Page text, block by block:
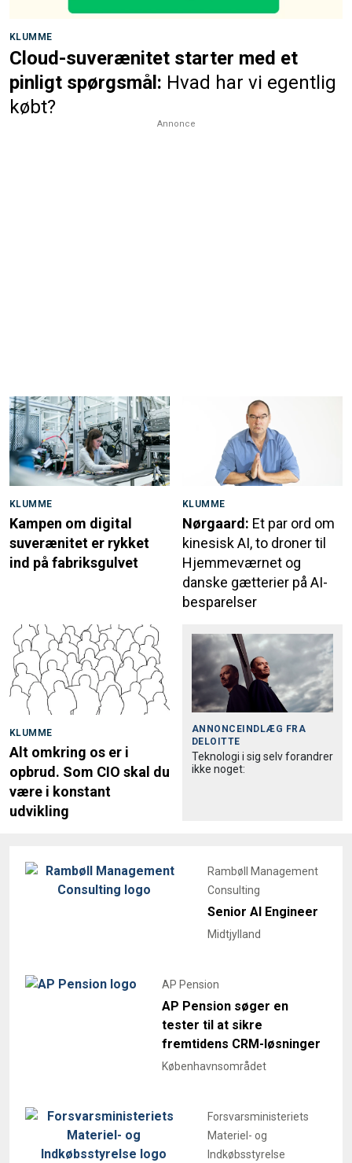
KLUMME
Cloud-suverænitet starter med et
pinligt spørgsmål: Hvad har vi egentlig
købt?
Annonce
KLUMME
Kampen om digital
suverænitet er rykket
ind på fabriksgulvet
KLUMME
Nørgaard: Et par ord om
kinesisk AI, to droner til
Hjemmeværnet og
danske gætterier på AI-
besparelser
KLUMME
Alt omkring os er i
opbrud. Som CIO skal du
være i konstant
udvikling
ANNONCEINDLÆG FRA
DELOITTE
Teknologi i sig selv forandrer
ikke noget:
Rambøll Management
Consulting
Senior AI Engineer
Midtjylland
AP Pension
AP Pension søger en
tester til at sikre
fremtidens CRM-løsninger
Københavnsområdet
Forsvarsministeriets
Materiel- og
Indkøbsstyrelse